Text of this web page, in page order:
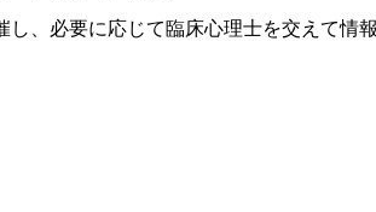
、必要に応じて臨床心理士を交えて情